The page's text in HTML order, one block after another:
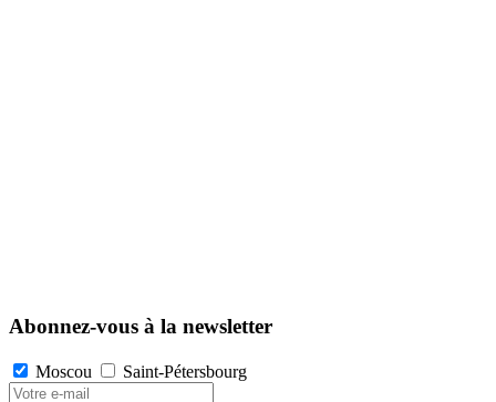
Abonnez-vous à la newsletter
Moscou Saint-Pétersbourg